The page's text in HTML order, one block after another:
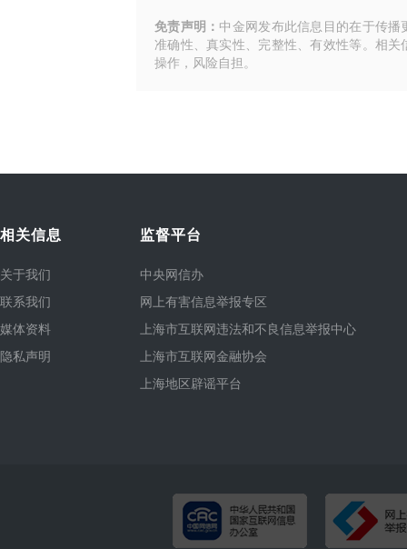
免责声明： 中金网发布此信息目的在于传
准确性、真实性、完整性、有效性等。相
操作，风险自担。
相关信息
关于我们
联系我们
媒体资料
隐私声明
监督平台
中央网信办
网上有害信息举报专区
上海市互联网违法和不良信息举报中心
上海市互联网金融协会
上海地区辟谣平台